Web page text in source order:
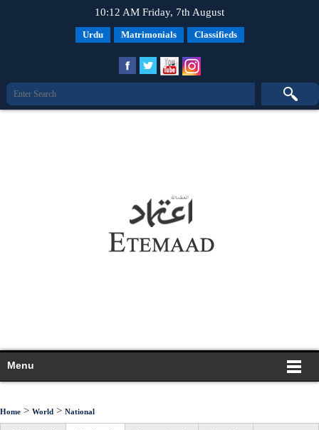
10:12 AM Friday, 7th August
Urdu Matrimonials Classifieds
Menu
Home > World > National